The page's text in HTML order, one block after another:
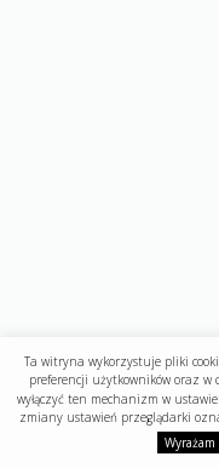
Ta witryna wykorzystuje pliki
preferencji użytkowników oraz w
wyłączyć ten mechanizm w
zmiany ustawień przeglądarki
Wyrażam